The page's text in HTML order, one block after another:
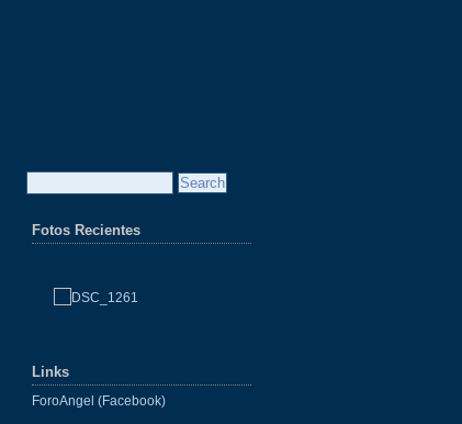
Fotos Recientes
Links
ForoAngel (Facebook)